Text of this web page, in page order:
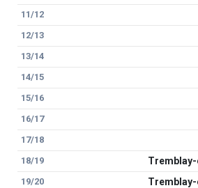
11/12
12/13
13/14
14/15
15/16
16/17
17/18
18/19 Tremblay-
19/20 Tremblay-